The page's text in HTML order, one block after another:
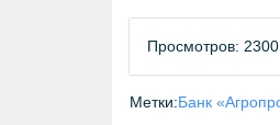
Просмотров: 2300
Метки:Банк